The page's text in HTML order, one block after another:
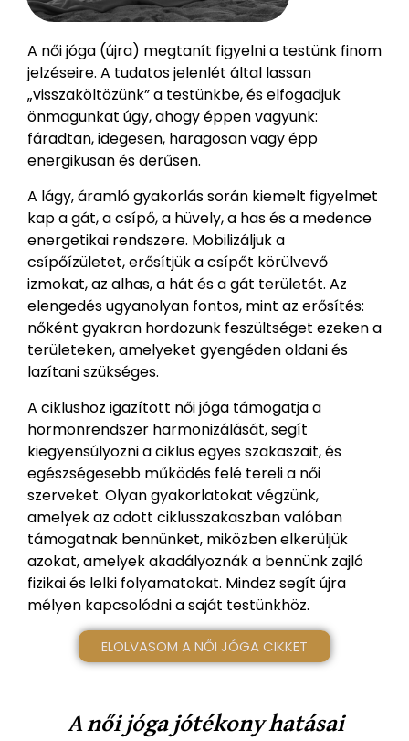
A női jóga (újra) megtanít figyelni a testünk finom
jelzéseire. A tudatos jelenlét által lassan
„visszaköltözünk” a testünkbe, és elfogadjuk
önmagunkat úgy, ahogy éppen vagyunk:
fáradtan, idegesen, haragosan vagy épp
energikusan és derűsen.
A lágy, áramló gyakorlás során kiemelt figyelmet
kap a gát, a csípő, a hüvely, a has és a medence
energetikai rendszere. Mobilizáljuk a
csípőízületet, erősítjük a csípőt körülvevő
izmokat, az alhas, a hát és a gát területét. Az
elengedés ugyanolyan fontos, mint az erősítés:
nőként gyakran hordozunk feszültséget ezeken a
területeken, amelyeket gyengéden oldani és
lazítani szükséges.
A ciklushoz igazított női jóga támogatja a
hormonrendszer harmonizálását, segít
kiegyensúlyozni a ciklus egyes szakaszait, és
egészségesebb működés felé tereli a női
szerveket. Olyan gyakorlatokat végzünk,
amelyek az adott ciklusszakaszban valóban
támogatnak bennünket, miközben elkerüljük
azokat, amelyek akadályoznák a bennünk zajló
fizikai és lelki folyamatokat. Mindez segít újra
mélyen kapcsolódni a saját testünkhöz.
ELOLVASOM A NŐI JÓGA CIKKET
A női jóga jótékony hatásai